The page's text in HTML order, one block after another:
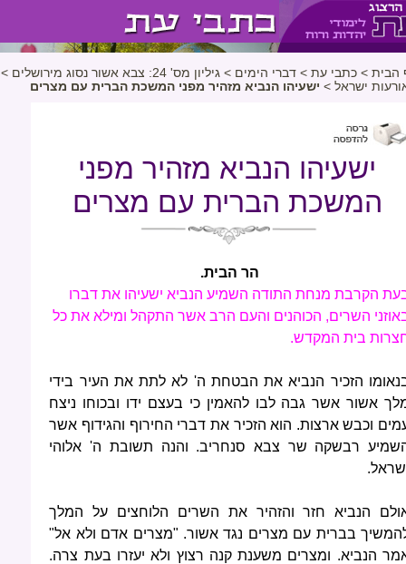
הבית > כתבי עת > דברי הימים > גיליון מס' 24: צבא אשור נסוג מירושלים
>
ישראל > ישעיהו הנביא מזהיר מפני המשכת הברית עם מצרים
ישעיהו הנביא מזהיר מפני
המשכת הברית עם מצרים
הר הבית.
הקרבת מנחת התודה השמיע הנביא ישעיהו את דברו
השרים, הכוהנים והעם הרב אשר התקהל ומילא את כל
בית המקדש.
הזכיר הנביא את הבטחת ה' לא לתת את העיר בידי
אשור אשר גבה לבו להאמין כי בעצם ידו ובכוחו ניצח
וכבש ארצות. הוא הזכיר את דברי החירוף והגידוף אשר
רבשקה שר צבא סנחריב. והנה תשובת ה' אלוהי
הנביא חזר והזהיר את השרים הלוחצים על המלך
בברית עם מצרים נגד אשור. "מצרים אדם ולא אל"
הנביא. ומצרים משענת קנה רצוץ ולא יעזרו בעת צרה.